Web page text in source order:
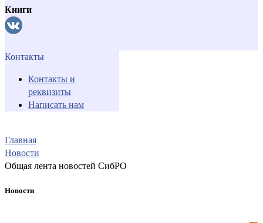
Книги
Контакты
Контакты и
реквизиты
Написать нам
Главная
Новости
Общая лента новостей СибРО
Новости